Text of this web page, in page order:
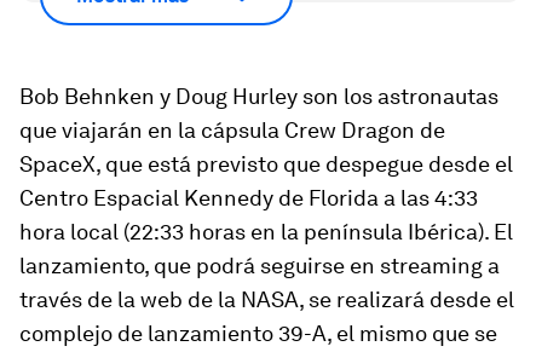
Bob Behnken y Doug Hurley son los astronautas
que viajarán en la cápsula Crew Dragon de
SpaceX, que está previsto que despegue desde el
Centro Espacial Kennedy de Florida a las 4:33
hora local (22:33 horas en la península Ibérica). El
lanzamiento, que podrá seguirse en streaming a
través de la web de la NASA, se realizará desde el
complejo de lanzamiento 39-A, el mismo que se